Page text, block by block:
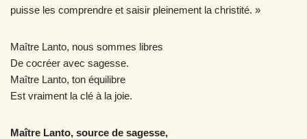
puisse les comprendre et saisir pleinement la christité. »
Maître Lanto, nous sommes libres
De cocréer avec sagesse.
Maître Lanto, ton équilibre
Est vraiment la clé à la joie.
Maître Lanto, source de sagesse,